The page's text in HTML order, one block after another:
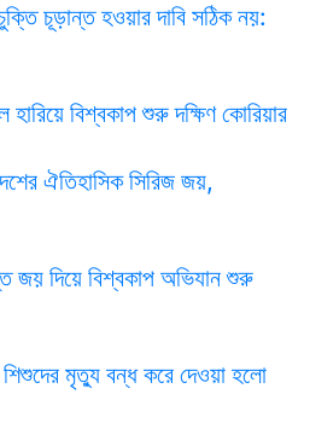
চূড়ান্ত হওয়ার দাবি সঠিক নয়:
বিশ্বকাপ শুরু দক্ষিণ কোরিয়ার
ঐতিহাসিক সিরিজ জয়,
জয় দিয়ে বিশ্বকাপ অভিযান শুরু
মৃত্যু বন্ধ করে দেওয়া হলো